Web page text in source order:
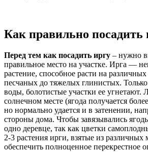
Как правильно посадить
Перед тем как посадить иргу – нужно
правильное место на участке. Ирга —
растение, способное расти на
песчаных до тяжелых глинистых.
воды, болотистые участки ее угнетают.
солнечном месте (ягода получается
но нормально удается и в затенении,
стороны дома. Чтобы завязывались
одно деревце, так как цветки
2-3 растения ирги, взятые из различных
обеспечить полноценное перекрестное